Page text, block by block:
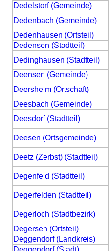
Dedelstorf (Gemeinde)
Dedenbach (Gemeinde)
Dedenhausen (Ortsteil)
Dedensen (Stadtteil)
Dedinghausen (Stadtteil)
Deensen (Gemeinde)
Deersheim (Ortschaft)
Deesbach (Gemeinde)
Deesdorf (Stadtteil)
Deesen (Ortsgemeinde)
Deetz (Zerbst) (Stadtteil)
Degenfeld (Stadtteil)
Degerfelden (Stadtteil)
Degerloch (Stadtbezirk)
Degersen (Ortsteil)
Deggendorf (Landkreis)
Deggendorf (Stadt)